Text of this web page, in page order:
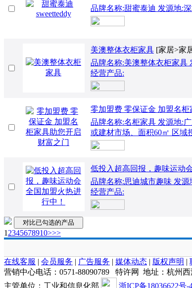
品牌名称:甜蜜泰迪 发源地:
美澳整体衣柜家具 [家居>家
品牌名称:美澳整体衣柜家具
经营产品:
零加盟费 零保证金 加盟名
品牌名称:名柜家具 发源地:
或建材市场、面积60㎡ 区域
低投入超高回报，趣味运动
品牌名称:思迪城市趣味 发
经营产品:
1 2345678910>>>
在线客服 | 会员服务 | 广告服务 | 媒体动态 | 版权声明 |
营销中心电话：0571-88090789 特许网 地址：杭州
主管单位：工业和信息化部
浙ICP备18036622号-